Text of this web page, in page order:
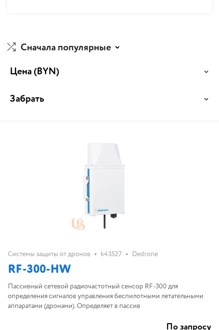
Сначала популярные
Цена(BYN)
Забрать
Системы защиты от дронов • k43527 • Dedrone
RF-300-HW
Пассивный сетевой радиочастотный сенсор RF-300 для
определения сигналов управления беспилотными летательными
аппаратами (дронами). Определяет в пассив
По запросу